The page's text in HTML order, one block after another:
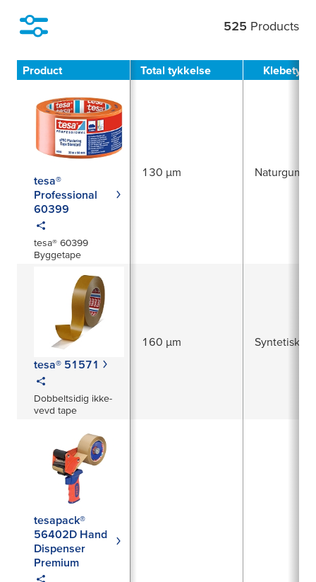
525 Products
Product Total tykkelse Klebetype
tesa®
Professional
60399
tesa® 60399
Byggetape
130 µm Naturgummi
tesa® 51571
Dobbeltsidig ikke-
vevd tape
160 µm Syntetisk
tesapack®
56402D Hand
Dispenser
Premium